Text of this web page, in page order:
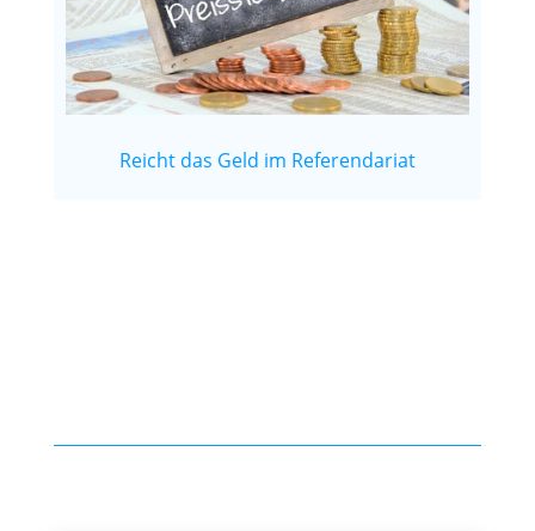
Reicht das Geld im Referendariat